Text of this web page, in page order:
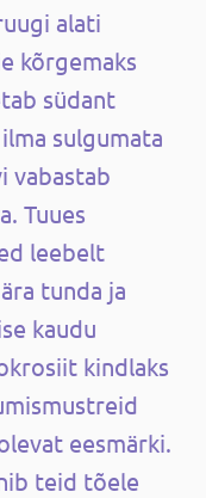
alati
kõrgemaks
südant
sulgumata
vabastab
Tuues
leebelt
tunda ja
kaudu
kindlaks
eesmärki.
teid tõele